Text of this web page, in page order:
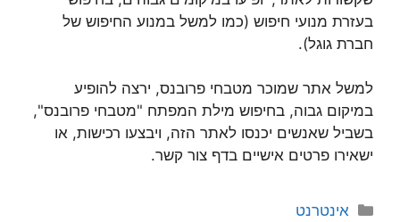
בעזרת מנועי חיפוש (כמו למשל במנוע החיפוש של
חברת גוגל).
למשל אתר שמוכר מטבחי פרובנס, ירצה להופיע
במיקום גבוה, בחיפוש מילת המפתח "מטבחי פרובנס",
בשביל שאנשים יכנסו לאתר הזה, ויבצעו רכישות, או
ישאירו פרטים אישיים בדף צור קשר.
קטגוריות
אינטרנט